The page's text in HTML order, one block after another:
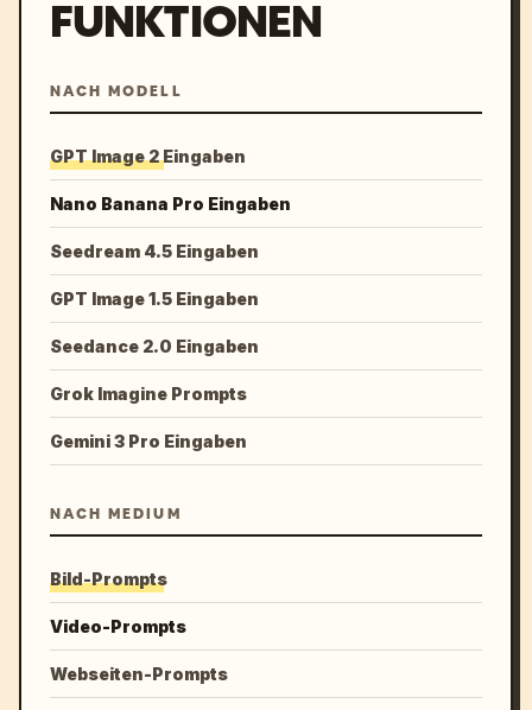
FUNKTIONEN
NACH MODELL
GPT Image 2 Eingaben
Nano Banana Pro Eingaben
Seedream 4.5 Eingaben
GPT Image 1.5 Eingaben
Seedance 2.0 Eingaben
Grok Imagine Prompts
Gemini 3 Pro Eingaben
NACH MEDIUM
Bild-Prompts
Video-Prompts
Webseiten-Prompts